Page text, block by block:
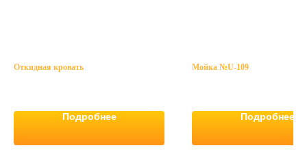
Откидная кровать
Подробнее
Мойка №U-109
Подробнее